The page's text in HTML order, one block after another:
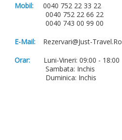
Mobil:
0040 752 22 33 22
0040 752 22 66 22
0040 743 00 99 00
E-Mail: Rezervari@just-Travel.ro
Orar: Luni-Vineri: 09:00 - 18:00
Sambata: Inchis
Duminica: Inchis